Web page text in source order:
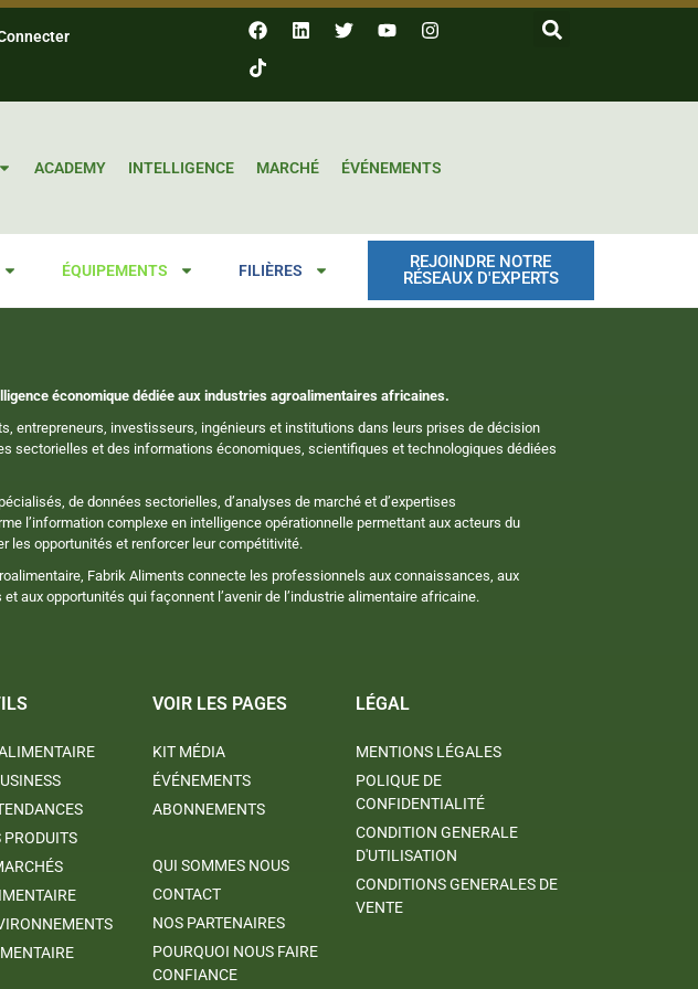
ACADEMY INTELLIGENCE MARCHÉ ÉVÉNEMENTS
ÉQUIPEMENTS FILIÈRES
REJOINDRE NOTRE
RÉSEAUX D'EXPERTS
économique dédiée aux industries agroalimentaires africaines.
entrepreneurs, investisseurs, ingénieurs et institutions dans leurs prises de décision
sectorielles et des informations économiques, scientifiques et technologiques dédiées
de données sectorielles, d’analyses de marché et d’expertises
l’information complexe en intelligence opérationnelle permettant aux acteurs du
les opportunités et renforcer leur compétitivité.
Fabrik Aliments connecte les professionnels aux connaissances, aux
aux opportunités qui façonnent l’avenir de l’industrie alimentaire africaine.
PRODUITS
VOIR LES PAGES
KIT MÉDIA
ÉVÉNEMENTS
ABONNEMENTS
QUI SOMMES NOUS
CONTACT
NOS PARTENAIRES
POURQUOI NOUS FAIRE
CONFIANCE
LÉGAL
MENTIONS LÉGALES
POLIQUE DE
CONFIDENTIALITÉ
CONDITION GENERALE
D'UTILISATION
CONDITIONS GENERALES DE
VENTE